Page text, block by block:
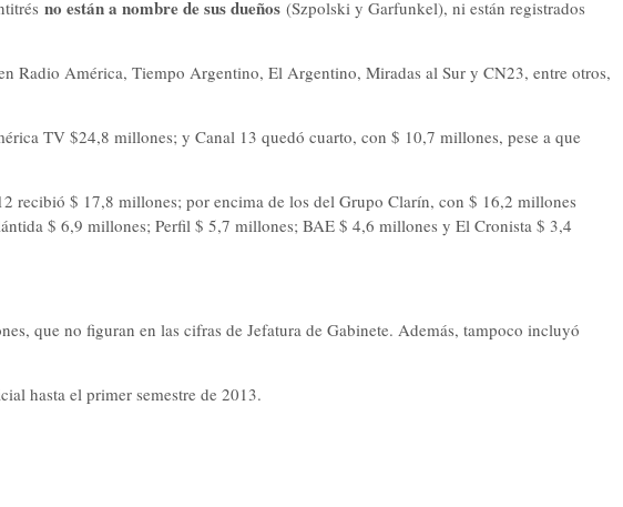
no están a nombre de sus dueños (Szpolski y Garfunkel), ni están registrados
Radio América, Tiempo Argentino, El Argentino, Miradas al Sur y CN23, entre otros,
TV $24,8 millones; y Canal 13 quedó cuarto, con $ 10,7 millones, pese a que
$ 17,8 millones; por encima de los del Grupo Clarín, con $ 16,2 millones
$ 6,9 millones; Perfil $ 5,7 millones; BAE $ 4,6 millones y El Cronista $ 3,4
que no figuran en las cifras de Jefatura de Gabinete. Además, tampoco incluyó
hasta el primer semestre de 2013.